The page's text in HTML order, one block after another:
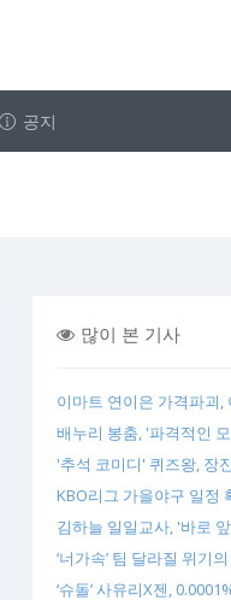
공지
많이 본 기사
이마트 연이은 가격파괴,
배누리 봉춤, '파격적인
'추석 코미디' 퀴즈왕, 장
KBO리그 가을야구 일
김하늘 일일교사, '바로
‘너가속’ 팀 달라질 위기
‘슈돌’ 사유리X젠,